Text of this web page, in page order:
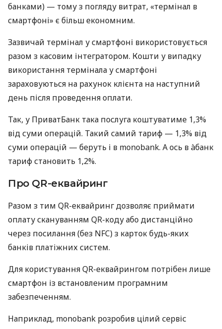
банками) — тому з погляду витрат, «термінал в
смартфоні» є більш економним.
Зазвичай термінал у смартфоні використовується
разом з касовим інтегратором. Кошти у випадку
використання термінала у смартфоні
зараховуються на рахунок клієнта на наступний
день після проведення оплати.
Так, у ПриватБанк така послуга коштуватиме 1,3%
від суми операцій. Такий самий тариф — 1,3% від
суми операцій — беруть і в monobank. А ось в àбанк
тариф становить 1,2%.
Про QR-еквайринг
Разом з тим QR-еквайринг дозволяє приймати
оплату скануванням QR-коду або дистанційно
через посилання (без NFC) з карток будь-яких
банків платіжних систем.
Для користування QR-еквайрингом потрібен лише
смартфон із встановленим програмним
забезпеченням.
Наприклад, monobank розробив цілий сервіс